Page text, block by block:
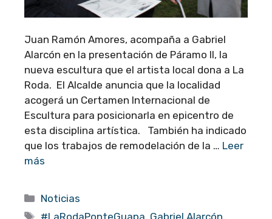
Juan Ramón Amores, acompaña a Gabriel
Alarcón en la presentación de Páramo II, la
nueva escultura que el artista local dona a La
Roda. El Alcalde anuncia que la localidad
acogerá un Certamen Internacional de
Escultura para posicionarla en epicentro de
esta disciplina artística. También ha indicado
que los trabajos de remodelación de la … Leer
más
Categorías
Noticias
Etiquetas
#LaRodaPonteGuapa, Gabriel Alarcón,